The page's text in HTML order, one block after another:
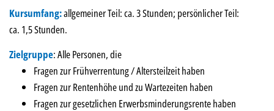
Kursumfang:allgemeiner Teil: ca. 3 Stunden; persönlicher Teil:
ca. 1,5 Stunden.
Zielgruppe: Alle Personen, die
Fragen zur Frühverrentung / Altersteilzeit haben
Fragen zur Rentenhöhe und zu Wartezeiten haben
Fragen zur gesetzlichen Erwerbsminderungsrente haben